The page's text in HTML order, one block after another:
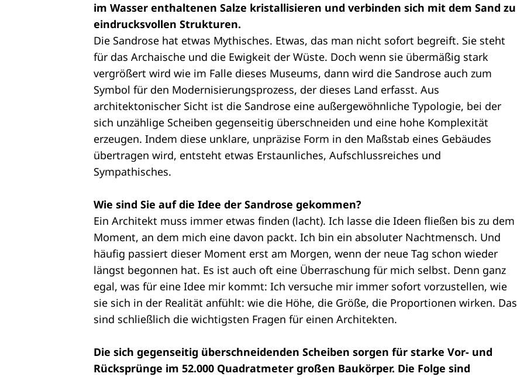
im Wasser enthaltenen Salze kristallisieren und verbinden sich mit dem Sand zu
eindrucksvollen Strukturen.
Die Sandrose hat etwas Mythisches. Etwas, das man nicht sofort begreift. Sie steht
für das Archaische und die Ewigkeit der Wüste. Doch wenn sie übermäßig stark
vergrößert wird wie im Falle dieses Museums, dann wird die Sandrose auch zum
Symbol für den Modernisierungsprozess, der dieses Land erfasst. Aus
architektonischer Sicht ist die Sandrose eine außergewöhnliche Typologie, bei der
sich unzählige Scheiben gegenseitig überschneiden und eine hohe Komplexität
erzeugen. Indem diese unklare, unpräzise Form in den Maßstab eines Gebäudes
übertragen wird, entsteht etwas Erstaunliches, Aufschlussreiches und
Sympathisches.
Wie sind Sie auf die Idee der Sandrose gekommen?
Ein Architekt muss immer etwas finden (lacht). Ich lasse die Ideen fließen bis zu dem
Moment, an dem mich eine davon packt. Ich bin ein absoluter Nachtmensch. Und
häufig passiert dieser Moment erst am Morgen, wenn der neue Tag schon wieder
längst begonnen hat. Es ist auch oft eine Überraschung für mich selbst. Denn ganz
egal, was für eine Idee mir kommt: Ich versuche mir immer sofort vorzustellen, wie
sie sich in der Realität anfühlt: wie die Höhe, die Größe, die Proportionen wirken. Das
sind schließlich die wichtigsten Fragen für einen Architekten.
Die sich gegenseitig überschneidenden Scheiben sorgen für starke Vor- und
Rücksprünge im 52.000 Quadratmeter großen Baukörper. Die Folge sind